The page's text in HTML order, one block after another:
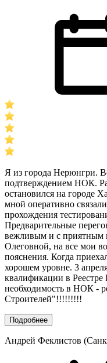
Я из города Нерюнгри.
подтверждением НОК.
остановился на городе
мной оперативно
прохождения
Предварительные
вежливым и с приятным
Олеговной, на все мои
пояснения. Когда
хорошем уровне. 3
квалификации в
необходимость в НОК -
Строителей"!!!!!!!!!
Подробнее
Андрей Феклистов